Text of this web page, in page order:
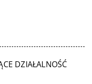
DZIAŁALNOŚĆ